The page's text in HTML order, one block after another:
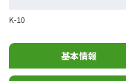
K-10
基本情報